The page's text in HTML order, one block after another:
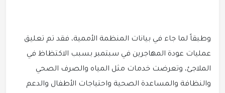
وطبقاً لما جاء في بيانات المنظمة الأممية، فقد تم تعليق
عمليات عودة المهاجرين في سبتمبر بسبب الاكتظاظ في
الملاجئ، وتعرضت خدمات مثل المياه والصرف الصحي
والنظافة والمساعدة الصحية واحتياجات الأطفال والدعم